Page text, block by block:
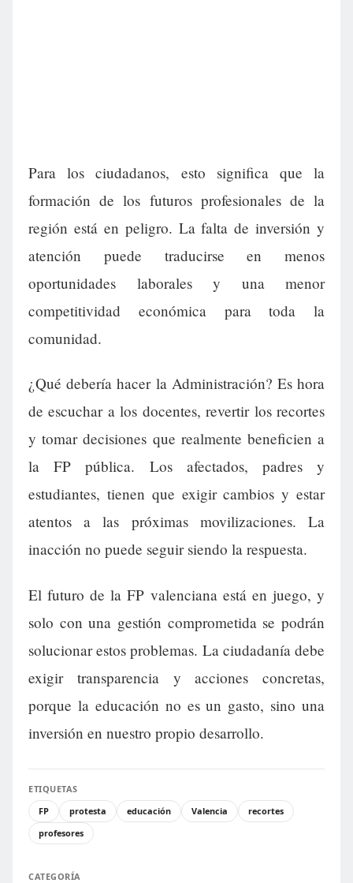
Para los ciudadanos, esto significa que la
formación de los futuros profesionales de la
región está en peligro. La falta de inversión y
atención puede traducirse en menos
oportunidades laborales y una menor
competitividad económica para toda la
comunidad.
¿Qué debería hacer la Administración? Es hora
de escuchar a los docentes, revertir los recortes
y tomar decisiones que realmente beneficien a
la FP pública. Los afectados, padres y
estudiantes, tienen que exigir cambios y estar
atentos a las próximas movilizaciones. La
inacción no puede seguir siendo la respuesta.
El futuro de la FP valenciana está en juego, y
solo con una gestión comprometida se podrán
solucionar estos problemas. La ciudadanía debe
exigir transparencia y acciones concretas,
porque la educación no es un gasto, sino una
inversión en nuestro propio desarrollo.
ETIQUETAS
FP
protesta educación Valencia
recortes
profesores
CATEGORÍA